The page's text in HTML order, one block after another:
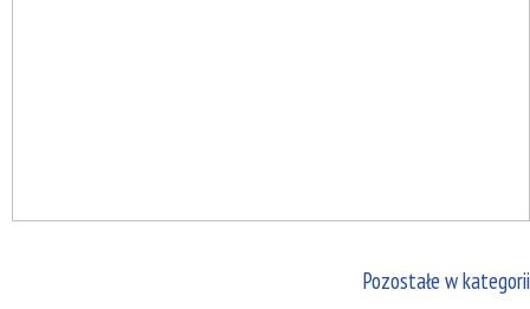
Pozostałe w kategorii